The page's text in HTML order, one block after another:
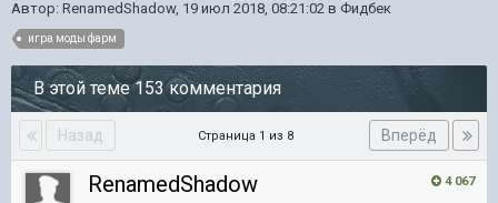
Автор: RenamedShadow, 19 июл 2018, 08:21:02 в Фидбек
игра моды фарм
В этой теме 153 комментария
Назад Вперёд
Страница 1 из 8
4 067
RenamedShadow